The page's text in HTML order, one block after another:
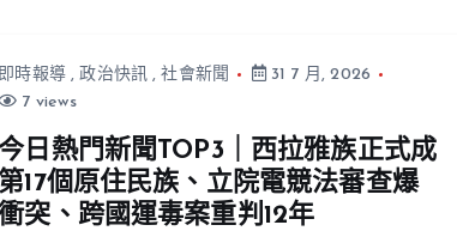
即時報導,政治快訊,社會新聞
31 7 月, 2026
7 views
日熱門新聞TOP3｜西拉雅族正式成
第17個原住民族、立院電競法審查爆
突、跨國運毒案重判12年